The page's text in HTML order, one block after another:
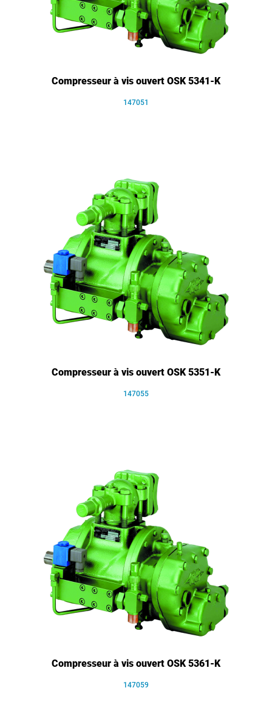
Compresseur à vis ouvert OSK 5341-K
147051
Compresseur à vis ouvert OSK 5351-K
147055
Compresseur à vis ouvert OSK 5361-K
147059